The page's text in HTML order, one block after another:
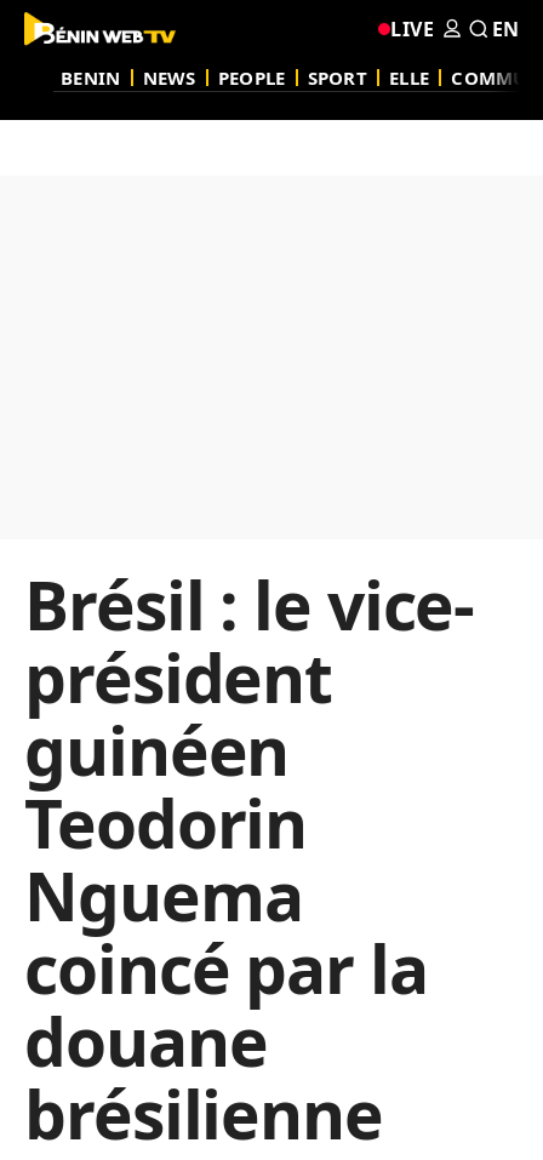
BENIN NEWS PEOPLE SPORT ELLE
LIVE EN
Brésil : le vice-
président
guinéen
Teodorin
Nguema
coincé par la
douane
brésilienne